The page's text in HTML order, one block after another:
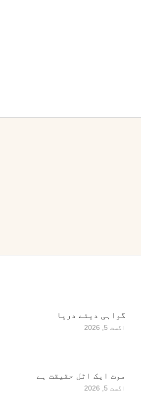
گواہی دیتے دریا
اگست 5, 2026
موت ایک اٹل حقیقت ہے
اگست 5, 2026